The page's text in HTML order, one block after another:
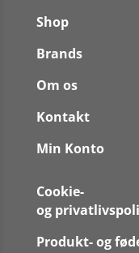
Shop
Brands
Om os
Kontakt
Min Konto
Cookie-
og
Produkt- og